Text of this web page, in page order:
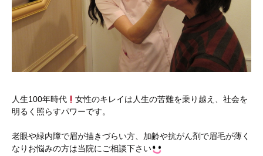
人生100年時代
女性のキレイは人生の苦難を乗り越え、社会を
明るく照らすパワーです。
老眼や緑内障で眉が描きづらい方、加齢や抗がん剤で眉毛が薄く
なりお悩みの方は当院にご相談下さい